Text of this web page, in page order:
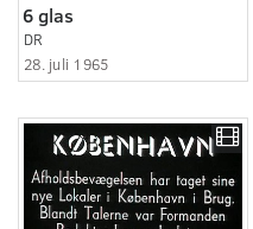
6 glas
DR
28. juli 1965